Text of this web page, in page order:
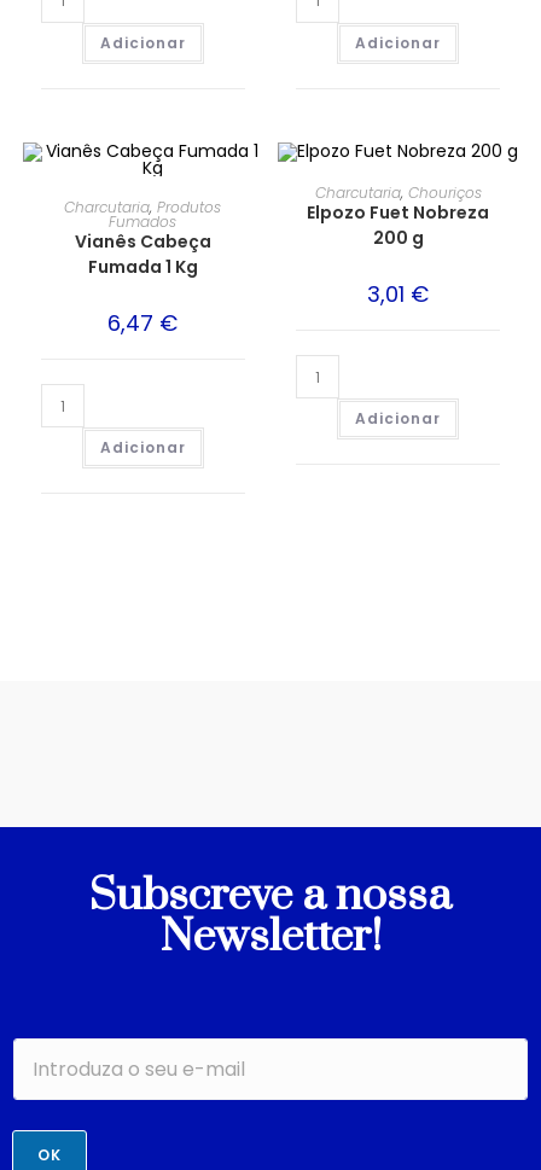
Adicionar Adicionar
Charcutaria,Produtos
Fumados
Vianês Cabeça
Fumada 1 Kg
6,47 €
Adicionar
Charcutaria, Chouriços
Elpozo Fuet Nobreza
200 g
3,01 €
Adicionar
Subscreve a nossa
Newsletter!
OK